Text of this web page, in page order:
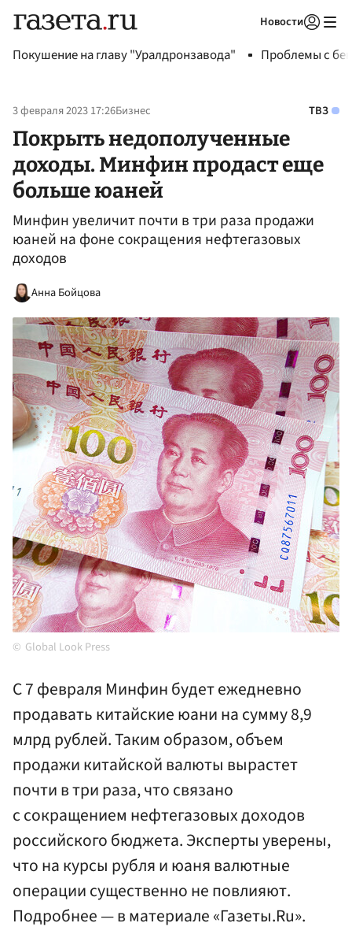
Новости
Покушение на главу "Уралдронзавода" Проблемы с
3 февраля 2023 17:26Бизнес ТВЗ
Покрыть недополученные
доходы. Минфин продаст еще
больше юаней
Минфин увеличит почти в три раза продажи
юаней на фоне сокращения нефтегазовых
доходов
Анна Бойцова
Global Look Press
С 7 февраля Минфин будет ежедневно
продавать китайские юани на сумму 8,9
млрд рублей. Таким образом, объем
продажи китайской валюты вырастет
почти в три раза, что связано
с сокращением нефтегазовых доходов
российского бюджета. Эксперты уверены,
что на курсы рубля и юаня валютные
операции существенно не повлияют.
Подробнее — в материале «Газеты.Ru».